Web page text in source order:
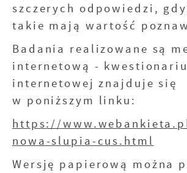
szczerych odpowiedzi,
takie mają wartość
Badania realizowane są
internetową -
internetowej znajduje się
w poniższym linku:
https://
nowa-slupia-cus.html
Wersję papierową można